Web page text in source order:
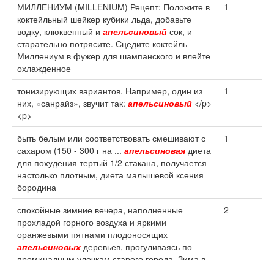
МИЛЛЕНИУМ (MILLENIUM) Рецепт: Положите в
коктейльный шейкер кубики льда, добавьте
водку, клюквенный и апельсиновый сок, и
старательно потрясите. Сцедите коктейль
Миллениум в фужер для шампанского и влейте
охлажденное
1
тонизирующих вариантов. Например, один из
них, «санрайз», звучит так: апельсиновый </p>
<p>
1
быть белым или соответствовать смешивают с
сахаром (150 - 300 г на ... апельсиновая диета
для похудения тертый 1/2 стакана, получается
настолько плотным, диета малышевой ксения
бородина
1
спокойные зимние вечера, наполненные
прохладой горного воздуха и яркими
оранжевыми пятнами плодоносящих
апельсиновых деревьев, прогуливаясь по
2